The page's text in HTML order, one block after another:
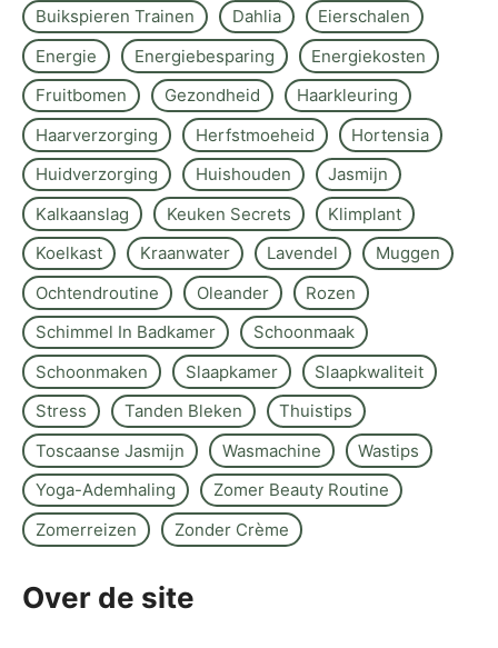
Buikspieren Trainen
Dahlia
Eierschalen
Energie
Energiebesparing
Energiekosten
Fruitbomen
Gezondheid
Haarkleuring
Haarverzorging
Herfstmoeheid
Hortensia
Huidverzorging
Huishouden
Jasmijn
Kalkaanslag
Keuken Secrets
Klimplant
Koelkast
Kraanwater Lavendel
Muggen
Ochtendroutine
Oleander
Rozen
Schimmel In Badkamer
Schoonmaak
Schoonmaken
Slaapkamer
Slaapkwaliteit
Stress
Tanden Bleken
Thuistips
Toscaanse Jasmijn
Wasmachine
Wastips
Yoga-Ademhaling
Zomer Beauty Routine
Zomerreizen
Zonder Crème
Over de site